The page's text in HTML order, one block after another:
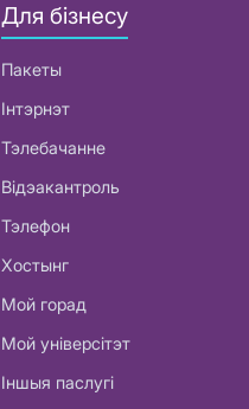
Для бізнесу
Пакеты
Інтэрнэт
Тэлебачанне
Відэакантроль
Тэлефон
Хостынг
Мой горад
Мой універсітэт
Іншыя паслугі